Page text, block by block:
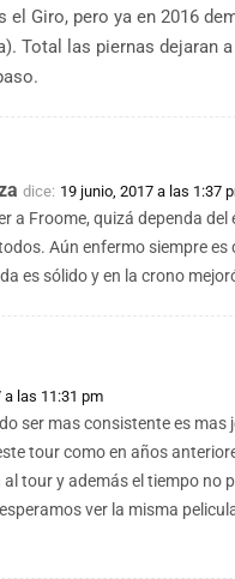
Giro, pero ya en 2016
Total las piernas dejaran
dice: 19 junio, 2017 a las 1:37
a Froome, quizá dependa
Aún enfermo siempre
es sólido y en la crono
a las 11:31 pm
ser mas consistente es
tour como en años
tour y además el tiempo no
ver la misma